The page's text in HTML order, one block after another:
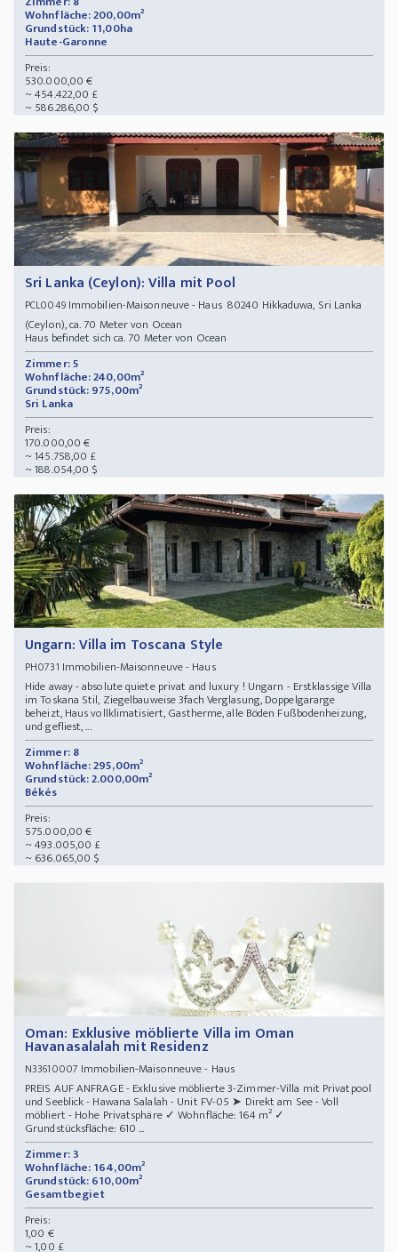
Wohnfläche: 200,00m²
Grundstück: 11,00ha
Haute-Garonne
Preis:
530.000,00 €
~ 454.422,00 £
~ 586.286,00 $
Sri Lanka (Ceylon): Villa mit Pool
PCL0049Immobilien-Maisonneuve - Haus 80240 Hikkaduwa, Sri Lanka
(Ceylon), ca. 70 Meter von Ocean
Haus befindet sich ca. 70 Meter von Ocean
Zimmer: 5
Wohnfläche: 240,00m²
Grundstück: 975,00m²
Sri Lanka
Preis:
170.000,00 €
~ 145.758,00 £
~ 188.054,00 $
Ungarn: Villa im Toscana Style
PH0731 Immobilien-Maisonneuve - Haus
Hide away - absolute quiete privat and luxury ! Ungarn - Erstklassige Villa
im Toskana Stil, Ziegelbauweise 3fach Verglasung, Doppelgararge
beheizt, Haus vollklimatisiert, Gastherme, alle Böden Fußbodenheizung,
und gefliest, ...
Zimmer: 8
Wohnfläche: 295,00m²
Grundstück: 2.000,00m²
Békés
Preis:
575.000,00 €
~ 493.005,00 £
~ 636.065,00 $
Oman: Exklusive möblierte Villa im Oman
Havanasalalah mit Residenz
N33610007 Immobilien-Maisonneuve - Haus
PREIS AUF ANFRAGE - Exklusive möblierte 3-Zimmer-Villa mit Privatpool
und Seeblick - Hawana Salalah - Unit FV-05 ➤ Direkt am See - Voll
möbliert - Hohe Privatsphäre ✓ Wohnfläche: 164 m² ✓
Grundstücksfläche: 610 ...
Zimmer: 3
Wohnfläche: 164,00m²
Grundstück: 610,00m²
Gesamtbegiet
Preis:
1,00 €
~ 1,00 £